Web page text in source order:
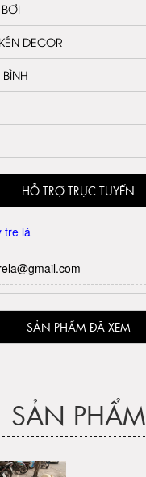
DECOR
HỖ TRỢ TRỰC TUYẾN
tre lá
SẢN PHẨM ĐÃ XEM
SẢN PHẨM